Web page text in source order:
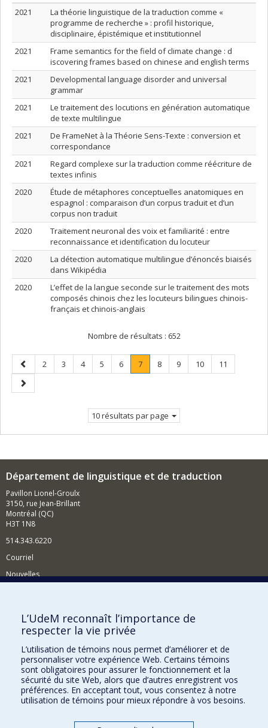
2021
La théorie linguistique de la traduction comme «
programme de recherche » : profil historique,
disciplinaire, épistémique et institutionnel
2021
Frame semantics for the field of climate change : d
iscovering frames based on chinese and english terms
2021
Developmental language disorder and universal
grammar
2021
Le traitement des locutions en génération automatique
de texte multilingue
2021
De FrameNet à la Théorie Sens-Texte : conversion et
correspondance
2021
Regard complexe sur la traduction comme réécriture de
textes infinis
2020
Étude de métaphores conceptuelles anatomiques en
espagnol : comparaison d’un corpus traduit et d’un
corpus non traduit
2020
Traitement neuronal des voix et familiarité : entre
reconnaissance et identification du locuteur
2020
La détection automatique multilingue d’énoncés biaisés
dans Wikipédia
2020
L’effet de la langue seconde sur le traitement des mots
composés chinois chez les locuteurs bilingues chinois-
français et chinois-anglais
Nombre de résultats : 652
Page
précédente
Page
2 Page
3 Page
4 Page
5 Page
6 Page
7.
Page
Page
8 Page
9 Page
10 Page
11
Page
suivante
10 résultats par page
Département de linguistique et de traduction
Pavillon Lionel-Groulx
3150, rue Jean-Brillant
Montréal (QC)
H3T 1N8
514.343.6220
Courriel
Nouvelles
Comment soutenir le Département?
BESOIN D'AIDE?
Plan du site
Signaler une erreur
Accessibilité
FACULTÉ DES ARTS ET DES SCIENCES
L’UdeM reconnaît l’importance de
respecter la vie privée
L’utilisation de témoins nous permet d’améliorer et de
personnaliser votre expérience Web. Certains témoins
sont obligatoires pour assurer le fonctionnement et la
sécurité du site Web, alors que d’autres enregistrent vos
préférences. En acceptant tout, vous consentez à notre
utilisation de témoins pour mieux répondre à vos besoins.